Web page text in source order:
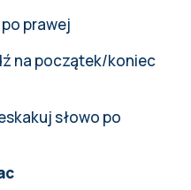
prawej
na początek/koniec
słowo po